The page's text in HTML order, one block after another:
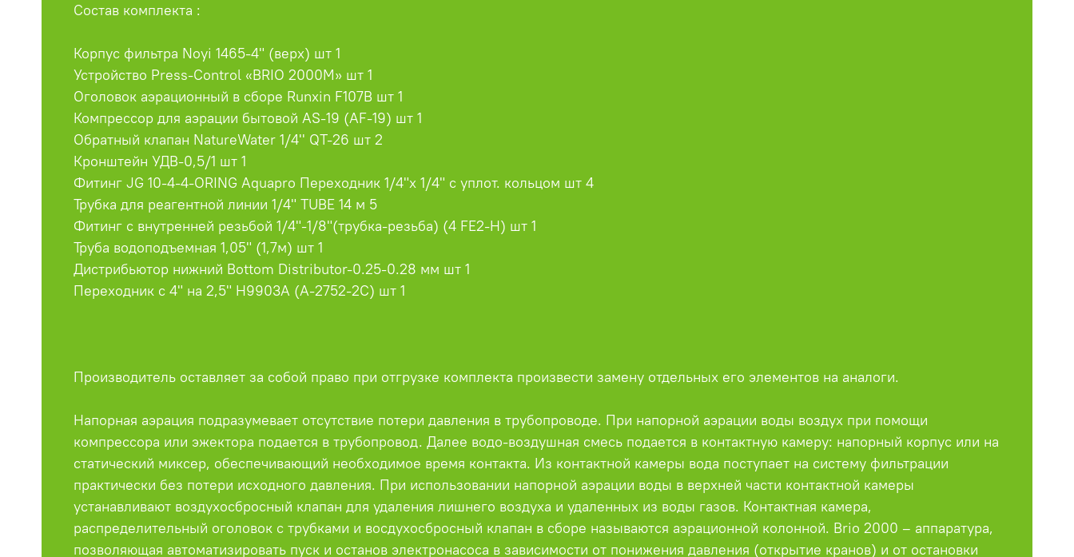
Состав комплекта :
Корпус фильтра Noyi 1465-4" (верх) шт 1
Устройство Press-Control «BRIO 2000М» шт 1
Оголовок аэрационный в сборе Runxin F107B шт 1
Компрессор для аэрации бытовой AS-19 (AF-19) шт 1
Обратный клапан NatureWater 1/4'' QT-26 шт 2
Кронштейн УДВ-0,5/1 шт 1
Фитинг JG 10-4-4-ORING Aquapro Переходник 1/4"х 1/4" с уплот. кольцом шт 4
Трубка для реагентной линии 1/4" TUBE 14 м 5
Фитинг с внутренней резьбой 1/4"-1/8"(трубка-резьба) (4 FE2-H) шт 1
Труба водоподъемная 1,05" (1,7м) шт 1
Дистрибьютор нижний Bottom Distributor-0.25-0.28 мм шт 1
Переходник с 4" на 2,5" H9903A (A-2752-2C) шт 1
Производитель оставляет за собой право при отгрузке комплекта произвести замену отдельных его элементов на аналоги.
Напорная аэрация подразумевает отсутствие потери давления в трубопроводе. При напорной аэрации воды воздух при помощи
компрессора или эжектора подается в трубопровод. Далее водо-воздушная смесь подается в контактную камеру: напорный корпус или на
статический миксер, обеспечивающий необходимое время контакта. Из контактной камеры вода поступает на систему фильтрации
практически без потери исходного давления. При использовании напорной аэрации воды в верхней части контактной камеры
устанавливают воздухосбросный клапан для удаления лишнего воздуха и удаленных из воды газов. Контактная камера,
распределительный оголовок с трубками и восдухосбросный клапан в сборе называются аэрационной колонной. Brio 2000 – аппаратура,
позволяющая автоматизировать пуск и останов электронасоса в зависимости от понижения давления (открытие кранов) и от остановки